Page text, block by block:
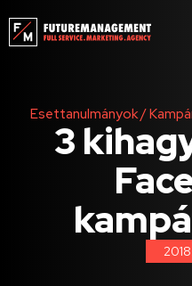
Esettanulmányok/
3